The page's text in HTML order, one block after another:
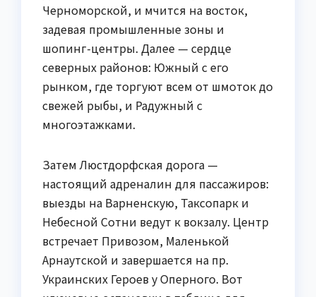
Черноморской, и мчится на восток,
задевая промышленные зоны и
шопинг-центры. Далее — сердце
северных районов: Южный с его
рынком, где торгуют всем от шмоток до
свежей рыбы, и Радужный с
многоэтажками.
Затем Люстдорфская дорога —
настоящий адреналин для пассажиров:
выезды на Варненскую, Таксопарк и
Небесной Сотни ведут к вокзалу. Центр
встречает Привозом, Маленькой
Арнаутской и завершается на пр.
Украинских Героев у Оперного. Вот